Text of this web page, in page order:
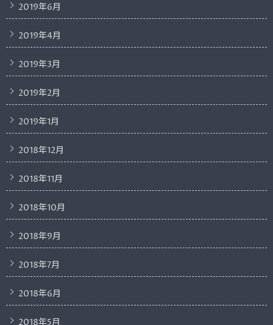
2019年6月
2019年4月
2019年3月
2019年2月
2019年1月
2018年12月
2018年11月
2018年10月
2018年9月
2018年7月
2018年6月
2018年5月